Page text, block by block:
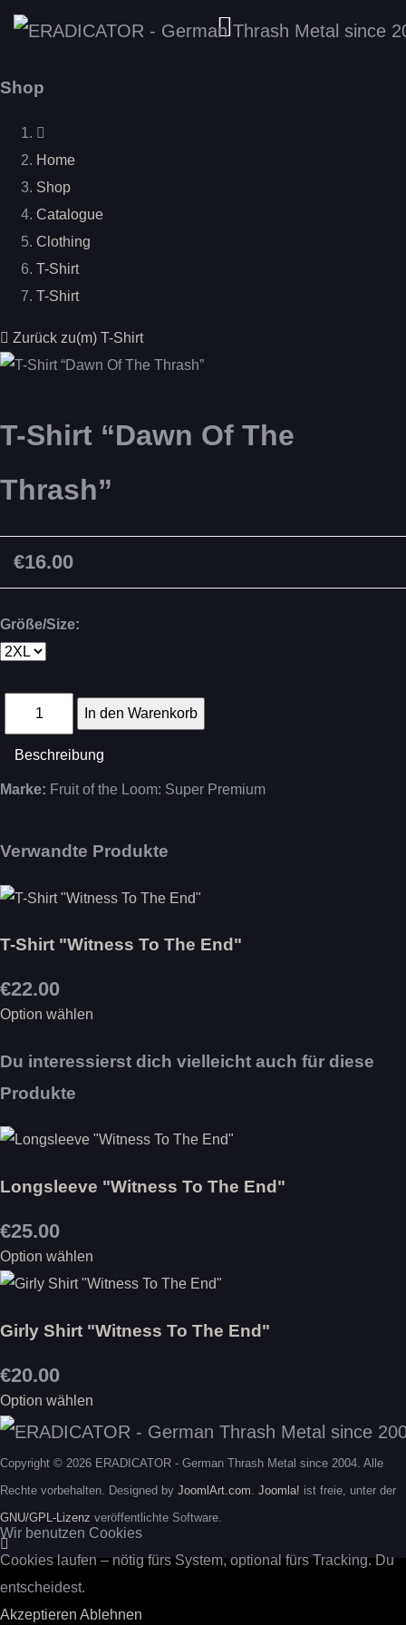
Shop
Home
Shop
Catalogue
Clothing
T-Shirt
T-Shirt
Zurück zu(m) T-Shirt
T-Shirt “Dawn Of The
Thrash”
€16.00
Größe/Size:
Beschreibung
Marke: Fruit of the Loom: Super Premium
Verwandte Produkte
T-Shirt "Witness To The End"
€22.00
Option wählen
Du interessierst dich vielleicht auch für diese
Produkte
Longsleeve "Witness To The End"
€25.00
Option wählen
Girly Shirt "Witness To The End"
€20.00
Option wählen
Copyright © 2026 ERADICATOR - German Thrash Metal since 2004. Alle
Rechte vorbehalten. Designed by JoomlArt.com. Joomla! ist freie, unter der
GNU/GPL-Lizenz veröffentlichte Software.
Wir benutzen Cookies
Cookies laufen – nötig fürs System, optional fürs Tracking. Du
entscheidest.
Akzeptieren Ablehnen